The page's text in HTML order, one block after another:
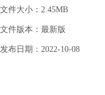
文件大小：2.45MB
文件版本：最新版
发布日期：2022-10-08